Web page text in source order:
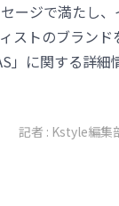
ージで満たし
ストのブラン
」に関する詳
記者 : Kstyle編集